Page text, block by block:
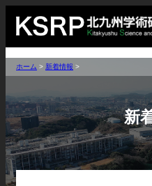
ホーム >新着情報 >
新